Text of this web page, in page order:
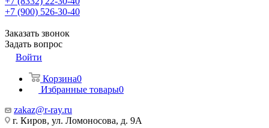
+7 (900) 526-30-40
Заказать звонок
Задать вопрос
Войти
Корзина0
Избранные товары0
zakaz@r-ray.ru
г. Киров, ул. Ломоносова, д. 9А